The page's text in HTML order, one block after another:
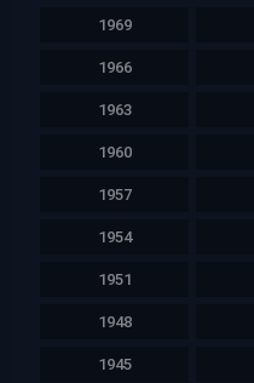
1969
1966
1963
1960
1957
1954
1951
1948
1945